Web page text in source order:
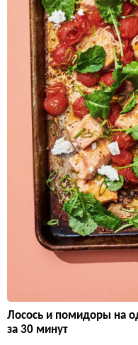
Лосось и помидоры на
за 30 минут